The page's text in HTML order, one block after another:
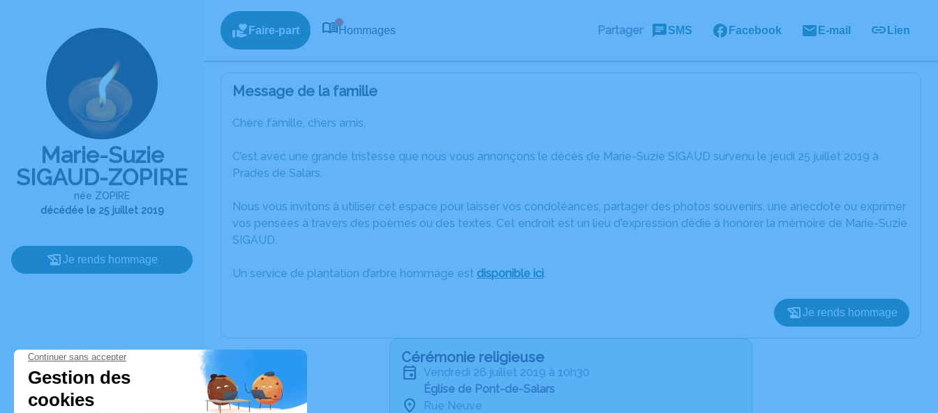
Marie-Suzie
SIGAUD-ZOPIRE
née ZOPIRE
décédée le 25 juillet 2019
Je rends hommage
Faire-part Hommages Partager SMS Facebook E-mail Lien
Message de la famille
Chère famille, chers amis,
C’est avec une grande tristesse que nous vous annonçons le décès de Marie-Suzie SIGAUD survenu le jeudi 25 juillet 2019 à
Prades de Salars.
Nous vous invitons à utiliser cet espace pour laisser vos condoléances, partager des photos souvenirs, une anecdote ou exprimer
vos pensées à travers des poèmes ou des textes. Cet endroit est un lieu d'expression dédié à honorer la mémoire de Marie-Suzie
SIGAUD.
Un service de plantation d’arbre hommage est disponible ici.
Je rends hommage
Cérémonie religieuse
vendredi 26 juillet 2019 à 10h30
Église de Pont-de-Salars
Rue Neuve